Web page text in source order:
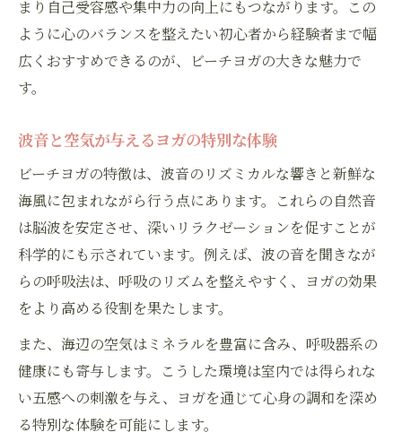
ヨガ初心者が安心できる事前のポイント
無理なく続くヨガ生活に役立つコツ
ライフスタイルに合うヨガの頻度を提案
ヨガを日常に取り入れるタイミングの見極
め
気分転換とヨガの上手な組み合わせ方
ビーチヨガを健康習慣にするための方法
ビーチヨガを無理なく習慣化するポイント
日常生活とビーチヨガのバランスの整え方
定期的なヨガで実感できる健康変化
ヨガを続けるための目標設定とコツ
まり自己受容感や集中力の向上にもつながります。この
ように心のバランスを整えたい初心者から経験者まで幅
広くおすすめできるのが、ビーチヨガの大きな魅力で
す。
波音と空気が与えるヨガの特別な体験
ビーチヨガの特徴は、波音のリズミカルな響きと新鮮な
海風に包まれながら行う点にあります。これらの自然音
は脳波を安定させ、深いリラクゼーションを促すことが
科学的にも示されています。例えば、波の音を聞きなが
らの呼吸法は、呼吸のリズムを整えやすく、ヨガの効果
をより高める役割を果たします。
また、海辺の空気はミネラルを豊富に含み、呼吸器系の
健康にも寄与します。こうした環境は室内では得られな
い五感への刺激を与え、ヨガを通じて心身の調和を深め
る特別な体験を可能にします。